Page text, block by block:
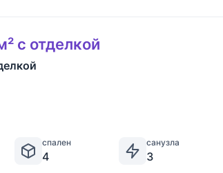
с отделкой
спален
4
санузла
3